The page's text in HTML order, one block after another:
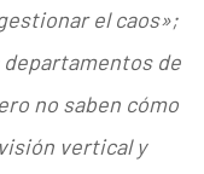
el caos»;
departamentos de
no saben cómo
vertical y